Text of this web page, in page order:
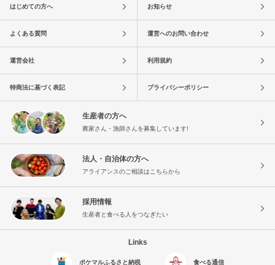
はじめての方へ お知らせ
よくある質問 運営へのお問い合わせ
運営会社 利用規約
特商法に基づく表記 プライバシーポリシー
生産者の方へ
農家さん・漁師さんを募集しています!
法人・自治体の方へ
アライアンスのご相談はこちらから
採用情報
生産者と食べる人をつなぎたい
Links
ポケマルふるさと納税 食べる通信